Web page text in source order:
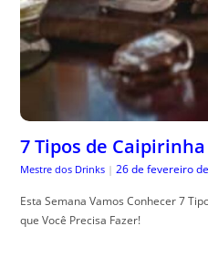
7 Tipos de
Mestre dos Drinks | 26 de fevereiro
Esta Semana Vamos Conhecer 7
que Você Precisa Fazer!